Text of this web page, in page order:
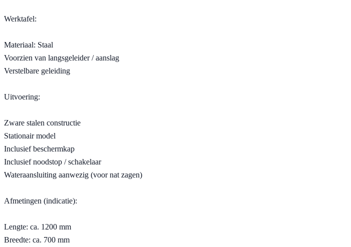
Werktafel:
Materiaal: Staal
Voorzien van langsgeleider / aanslag
Verstelbare geleiding
Uitvoering:
Zware stalen constructie
Stationair model
Inclusief beschermkap
Inclusief noodstop / schakelaar
Wateraansluiting aanwezig (voor nat zagen)
Afmetingen (indicatie):
Lengte: ca. 1200 mm
Breedte: ca. 700 mm